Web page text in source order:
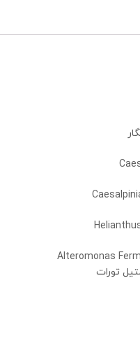
Alteromonas
تورات